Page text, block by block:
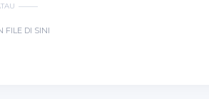
FILE DI SINI